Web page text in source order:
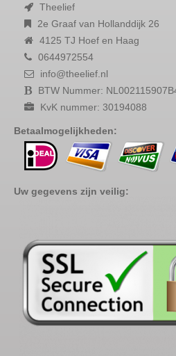
2e Graaf van Hollanddijk 26
4125 TJ Hoef en Haag
0644972554
info@theelief.nl
BTW Nummer:
KvK nummer: 30194088
Betaalmogelijkheden:
Uw gegevens zijn veilig: